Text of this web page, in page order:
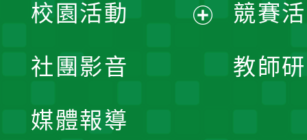
競賽
教師
開
校園活動
社團影音
媒體報導